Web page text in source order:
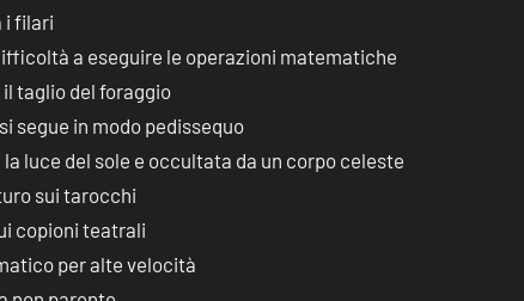
i filari
a eseguire le operazioni matematiche
taglio del foraggio
segue in modo pedissequo
la luce del sole e occultata da un corpo celeste
sui tarocchi
copioni teatrali
per alte velocità